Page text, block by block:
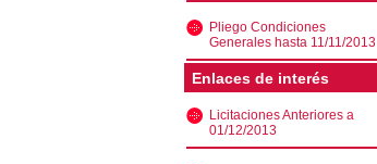
Pliego Condiciones
Generales hasta 11/11/2013
Enlaces de interés
Licitaciones Anteriores a
01/12/2013